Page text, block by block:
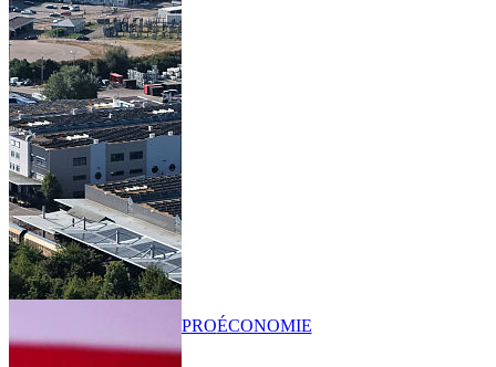
PROÉCONOMIE